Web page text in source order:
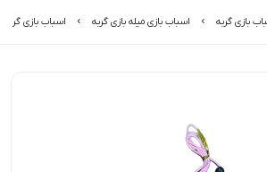
بازی گربه اسباب بازی میله بازی گربه اسباب بازی گربه